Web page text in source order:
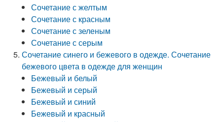
Сочетание с желтым
Сочетание с красным
Сочетание с зеленым
Сочетание с серым
Сочетание синего и бежевого в одежде. Сочетание
бежевого цвета в одежде для женщин
Бежевый и белый
Бежевый и серый
Бежевый и синий
Бежевый и красный